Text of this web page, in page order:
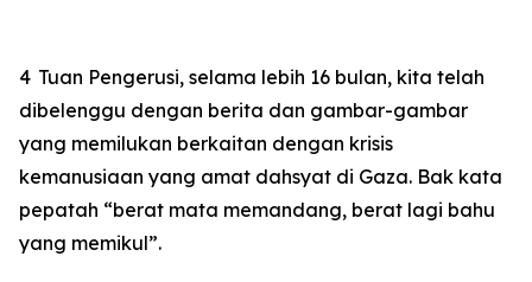
4 Tuan Pengerusi, selama lebih 16 bulan, kita telah
dibelenggu dengan berita dan gambar-gambar
yang memilukan berkaitan dengan krisis
kemanusiaan yang amat dahsyat di Gaza. Bak kata
pepatah “berat mata memandang, berat lagi bahu
yang memikul”.